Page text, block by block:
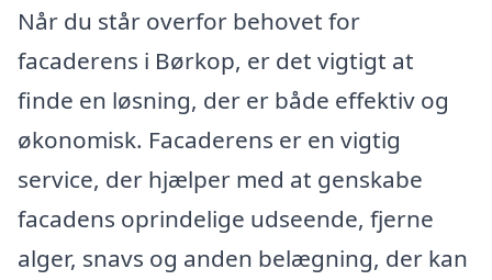
Når du står overfor behovet for
facaderens i Børkop, er det vigtigt at
finde en løsning, der er både effektiv og
økonomisk. Facaderens er en vigtig
service, der hjælper med at genskabe
facadens oprindelige udseende, fjerne
alger, snavs og anden belægning, der kan